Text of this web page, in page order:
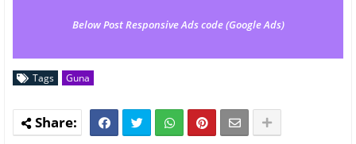
Below Post Responsive Ads code (Google Ads)
Tags Guna